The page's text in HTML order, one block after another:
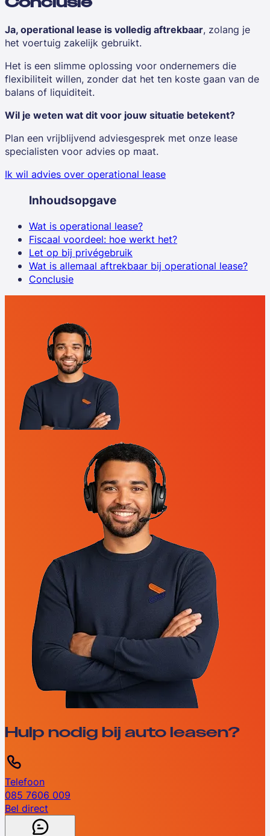
Ja, operational lease is volledig aftrekbaar, zolang je
het voertuig zakelijk gebruikt.
Het is een slimme oplossing voor ondernemers die
flexibiliteit willen, zonder dat het ten koste gaan van de
balans of liquiditeit.
Wil je weten wat dit voor jouw situatie betekent?
Plan een vrijblijvend adviesgesprek met onze lease
specialisten voor advies op maat.
Ik wil advies over operational lease
Inhoudsopgave
Wat is operational lease?
Fiscaal voordeel: hoe werkt het?
Let op bij privégebruik
Wat is allemaal aftrekbaar bij operational lease?
Conclusie
Hulp nodig bij auto leasen?
Telefoon
085 7606 009
Bel direct